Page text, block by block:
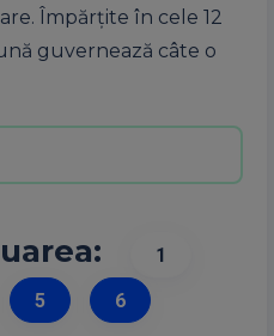
Împărțite în cele 12
guvernează câte o
1
5
6